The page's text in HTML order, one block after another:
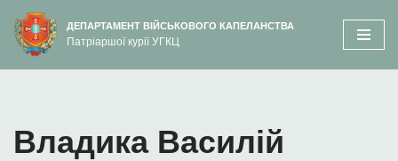
вмісту
Перейти
до
ДЕПАРТАМЕНТ ВІЙСЬКОВОГО КАПЕЛАНСТВА
Патріаршої курії УГКЦ
Владика Василій